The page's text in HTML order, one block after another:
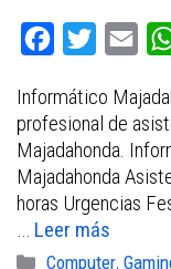
c
e
b
o
o
i
t
e
r
a
l
Informático
profesional de
Majadahonda.
Majadahonda
horas Urgencias
… Leer más
Categorías
Computer,